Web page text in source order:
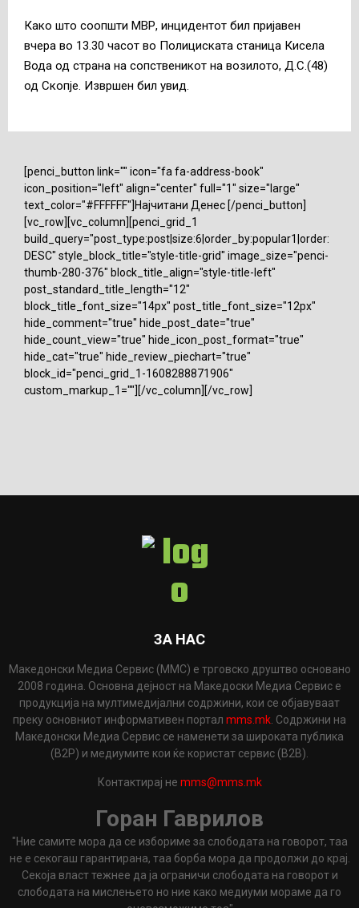
Како што соопшти МВР, инцидентот бил пријавен
вчера во 13.30 часот во Полициската станица Кисела
Вода од страна на сопственикот на возилото, Д.С.(48)
од Скопје. Извршен бил увид.
[penci_button link="" icon="fa fa-address-book"
icon_position="left" align="center" full="1" size="large"
text_color="#FFFFFF"]Најчитани Денес [/penci_button]
[vc_row][vc_column][penci_grid_1
build_query="post_type:post|size:6|order_by:popular1|order:
DESC" style_block_title="style-title-grid" image_size="penci-
thumb-280-376" block_title_align="style-title-left"
post_standard_title_length="12"
block_title_font_size="14px" post_title_font_size="12px"
hide_comment="true" hide_post_date="true"
hide_count_view="true" hide_icon_post_format="true"
hide_cat="true" hide_review_piechart="true"
block_id="penci_grid_1-1608288871906"
custom_markup_1=""][/vc_column][/vc_row]
ЗА НАС
Македонски Медиа Сервис (ММС) е трговско друштво основано
2008 година. Основна дејност на Македоски Медиа Сервис е
продукција на мултимедијални содржини, кои се објавуваат
преку основниот информативен портал mms.mk . Содржини на
Македонски Медиа Сервис се наменети за широката публика
(B2P) и медиумите кои ќе користат сервис (B2B).
Контактирај не mms@mms.mk
Горан Гаврилов
"Ние самите мора да се избориме за слободата на говорот, таа
не е секогаш гарантирана, таа борба мора да продолжи до крај.
Секоја власт тежнее да ја ограничи слободата на говорот и
слободата на мислењето но ние како медиуми мораме да го